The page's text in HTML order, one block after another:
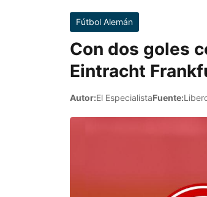
Fútbol Alemán
Con dos goles
Eintracht
Autor:El EspecialistaFuente: